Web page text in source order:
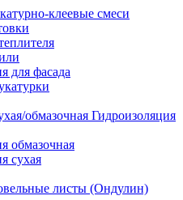
клеевые смеси
для фасада
Гидроизоляция
обмазочная
сухая
листы (Ондулин)